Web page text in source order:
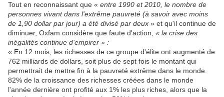
Tout en reconnaissant que « entre 1990 et 2010, le nombre de
personnes vivant dans l'extrême pauvreté (à savoir avec moins
de 1,90 dollar par jour) a été divisé par deux » et qu'il continue de
diminuer, Oxfam considère que faute d'action, « la crise des
inégalités continue d'empirer » :
« En 12 mois, les richesses de ce groupe d'élite ont augmenté de
762 milliards de dollars, soit plus de sept fois le montant qui
permettrait de mettre fin à la pauvreté extrême dans le monde.
82% de la croissance des richesses créées dans le monde
l'année dernière ont profité aux 1% les plus riches, alors que la